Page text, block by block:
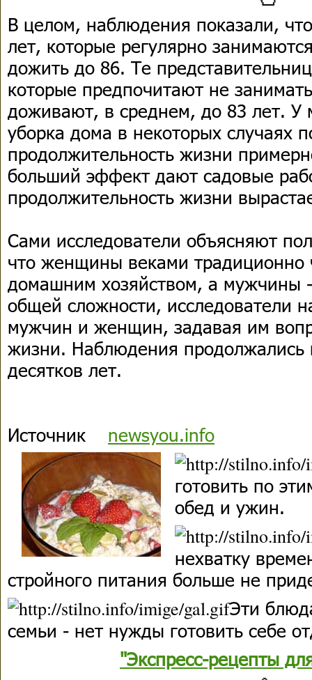
В целом, наблюдения показали,
лет, которые регулярно
дожить до 86. Те
которые предпочитают не
доживают, в среднем, до 83 лет. У
уборка дома в некоторых случаях
продолжительность жизни
больший эффект дают садовые
продолжительность жизни
Сами исследователи объясняют
что женщины веками традиционно
домашним хозяйством, а мужчины
общей сложности, исследователи
мужчин и женщин, задавая им
жизни. Наблюдения продолжались
десятков лет.
Источник newsyou.info
готовить по
обед и ужин.
нехватку
стройного питания больше не
Эти
семьи - нет нужды готовить себе
"Экспресс-рецепты